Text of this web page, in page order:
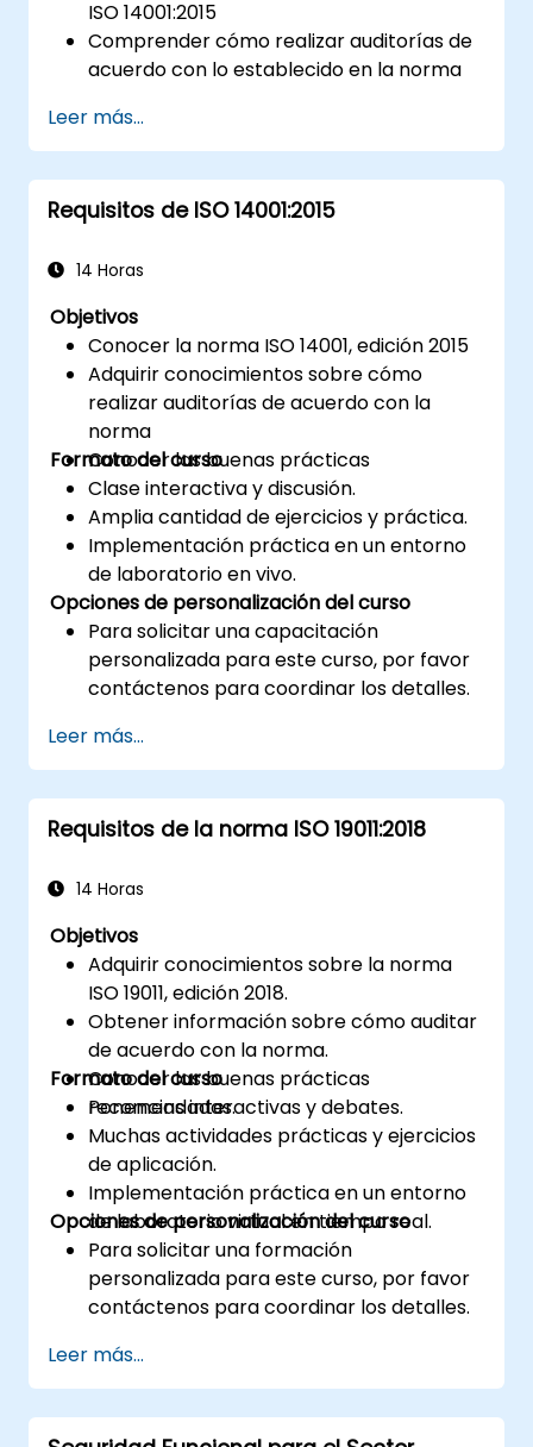
ISO 14001:2015
Comprender cómo realizar auditorías de
acuerdo con lo establecido en la norma
Leer más...
Requisitos de ISO 14001:2015
14 Horas
Objetivos
Conocer la norma ISO 14001, edición 2015
Adquirir conocimientos sobre cómo
realizar auditorías de acuerdo con la
norma
Conocer las buenas prácticas
Formato del curso
Clase interactiva y discusión.
Amplia cantidad de ejercicios y práctica.
Implementación práctica en un entorno
de laboratorio en vivo.
Opciones de personalización del curso
Para solicitar una capacitación
personalizada para este curso, por favor
contáctenos para coordinar los detalles.
Leer más...
Requisitos de la norma ISO 19011:2018
14 Horas
Objetivos
Adquirir conocimientos sobre la norma
ISO 19011, edición 2018.
Obtener información sobre cómo auditar
de acuerdo con la norma.
Conocer las buenas prácticas
recomendadas.
Formato del curso
Ponencias interactivas y debates.
Muchas actividades prácticas y ejercicios
de aplicación.
Implementación práctica en un entorno
de laboratorio virtual en tiempo real.
Opciones de personalización del curso
Para solicitar una formación
personalizada para este curso, por favor
contáctenos para coordinar los detalles.
Leer más...